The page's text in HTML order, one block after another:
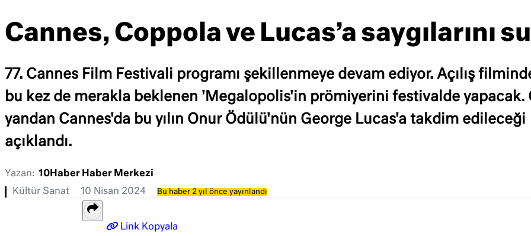
Cannes, Coppola ve Lucas’a saygılarını
77. Cannes Film Festivali programı şekillenmeye devam ediyor. Açılış
bu kez de merakla beklenen 'Megalopolis'in prömiyerini festivalde yapacak.
yandan Cannes'da bu yılın Onur Ödülü'nün George Lucas'a takdim edileceği
açıklandı.
Yazan: 10Haber Haber Merkezi
Kültür Sanat
10 Nisan 2024 Bu haber 2 yıl önce yayınlandı
Link Kopyala